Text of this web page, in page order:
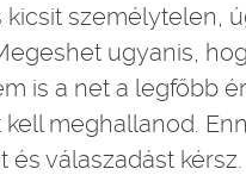
személytelen,
ugyanis,
is a net a legfőbb
meghallanod.
válaszadást kérsz.